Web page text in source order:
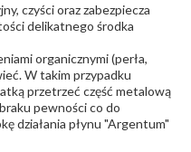
czyści oraz zabezpiecza
delikatnego środka
organicznymi (perła,
W takim przypadku
przetrzeć część metalową
pewności co do
działania płynu "Argentum"